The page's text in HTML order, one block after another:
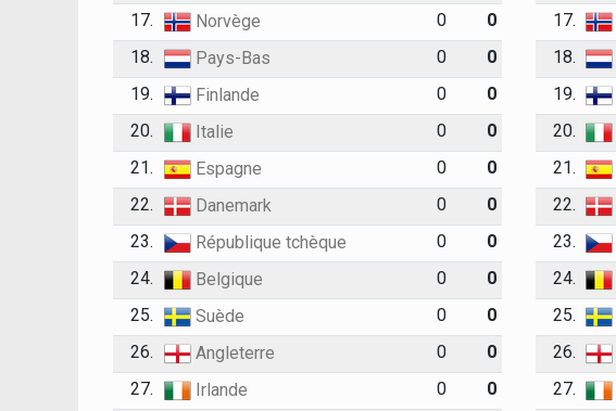
17.
Norvège 0
0
18.
Pays-Bas 0
0
19.
Finlande 0
0
20.
Italie 0
0
21.
Espagne 0
0
22.
Danemark 0
0
23.
République tchèque 0
0
24.
Belgique 0
0
25.
Suède 0
0
26.
Angleterre 0
0
27.
Irlande 0
0
17.
18.
19.
20.
21.
22.
23.
24.
25.
26.
27.